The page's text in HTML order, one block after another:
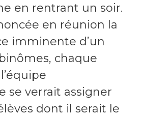
en rentrant un soir.
en réunion la
imminente d’un
chaque
se verrait assigner
dont il serait le